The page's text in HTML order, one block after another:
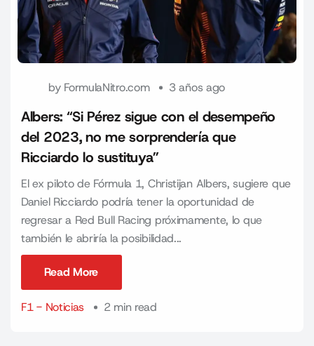
by FormulaNitro.com 3 años ago
Albers: “Si Pérez sigue con el desempeño
del 2023, no me sorprendería que
Ricciardo lo sustituya”
El ex piloto de Fórmula 1, Christijan Albers, sugiere que
Daniel Ricciardo podría tener la oportunidad de
regresar a Red Bull Racing próximamente, lo que
también le abriría la posibilidad...
Read More
F1 - Noticias
2 min read